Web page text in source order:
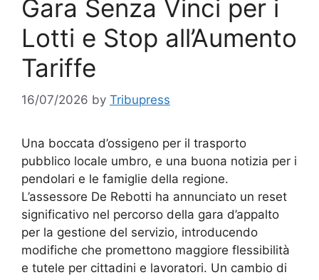
Gara Senza Vinci per i
Lotti e Stop all’Aumento
Tariffe
16/07/2026 by Tribupress
Una boccata d’ossigeno per il trasporto
pubblico locale umbro, e una buona notizia per i
pendolari e le famiglie della regione.
L’assessore De Rebotti ha annunciato un reset
significativo nel percorso della gara d’appalto
per la gestione del servizio, introducendo
modifiche che promettono maggiore flessibilità
e tutele per cittadini e lavoratori. Un cambio di